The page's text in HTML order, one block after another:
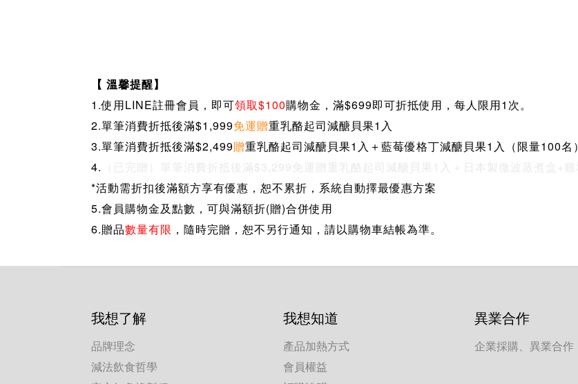
【 溫馨提醒】
1.使用LINE註冊會員， 即可領取$100購物金，滿$699即可折抵使用，每人限用1次。
2.單筆消費折抵後滿$1,999免運贈重乳酪起司減醣貝果1入
3.單筆消費折抵後滿$2,499贈重乳酪起司減醣貝果1入＋藍莓優格丁減醣貝果1入（限量100名）
4.
*活動需折扣後滿額方享有優惠，恕不累折，系統自動擇最優惠方案
5.會員購物金及點數，可與滿額折(贈)合併使用
6.贈品數量有限 ，隨時完贈，恕不另行通知，請以購物車結帳為準。
我想了解
品牌理念
減法飲食哲學
我想知道
產品加熱方式
會員權益
異業合作
企業採購、異業合作